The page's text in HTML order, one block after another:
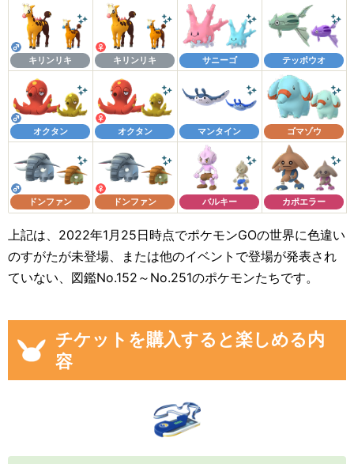
キリンリキ キリンリキ サニーゴ テッポウオ
オクタン オクタン マンタイン ゴマゾウ
ドンファン ドンファン バルキー カポエラー
上記は、2022年1月25日時点でポケモンGOの世界に色違い
のすがたが未登場、または他のイベントで登場が発表され
ていない、図鑑No.152～No.251のポケモンたちです。
チケットを購入すると楽しめる内
容